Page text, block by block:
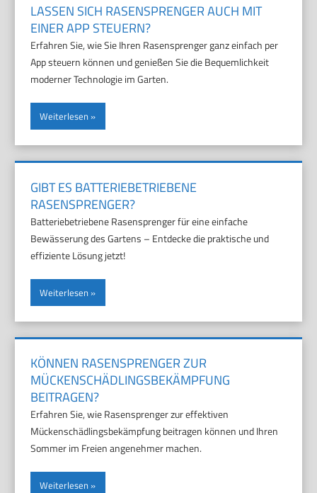
LASSEN SICH RASENSPRENGER AUCH MIT
EINER APP STEUERN?
Erfahren Sie, wie Sie Ihren Rasensprenger ganz einfach per
App steuern können und genießen Sie die Bequemlichkeit
moderner Technologie im Garten.
Weiterlesen
GIBT ES BATTERIEBETRIEBENE
RASENSPRENGER?
Batteriebetriebene Rasensprenger für eine einfache
Bewässerung des Gartens – Entdecke die praktische und
effiziente Lösung jetzt!
Weiterlesen
KÖNNEN RASENSPRENGER ZUR
MÜCKENSCHÄDLINGSBEKÄMPFUNG
BEITRAGEN?
Erfahren Sie, wie Rasensprenger zur effektiven
Mückenschädlingsbekämpfung beitragen können und Ihren
Sommer im Freien angenehmer machen.
Weiterlesen